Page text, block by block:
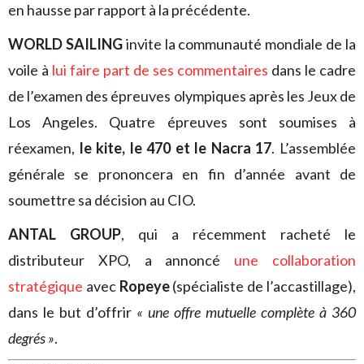
en hausse par rapport à la précédente.
WORLD SAILINGinvite la communauté mondiale de la
voile à lui faire part de ses commentaires dans le cadre
de l’examen des épreuves olympiques après les Jeux de
Los Angeles. Quatre épreuves sont soumises à
réexamen, le kite, le 470 et le Nacra 17. L’assemblée
générale se prononcera en fin d’année avant de
soumettre sa décision au CIO.
ANTAL GROUP, qui a récemment racheté le
distributeur XPO, a annoncé une collaboration
stratégique avec Ropeye(spécialiste de l’accastillage),
dans le but d’offrir « une offre mutuelle complète à 360
degrés ».